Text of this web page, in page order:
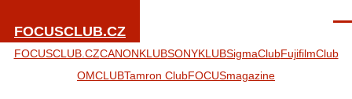
FOCUSCLUB.CZ
FOCUSCLUB.CZCANONKLUBSONYKLUBSigmaClubFujifilmClub
OMCLUBTamron ClubFOCUSmagazine